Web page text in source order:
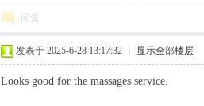
回复
发表于 2025-6-28 13:17:32 显示全部楼层
Looks good for the massages service.